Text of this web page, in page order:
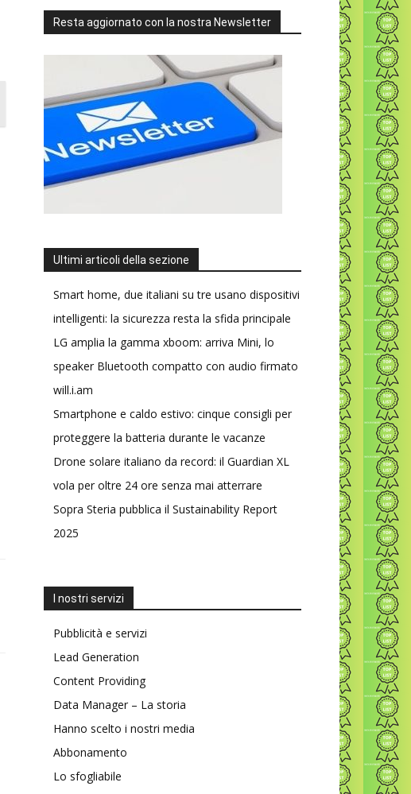
Resta aggiornato con la nostra Newsletter
Ultimi articoli della sezione
Smart home, due italiani su tre usano dispositivi
intelligenti: la sicurezza resta la sfida principale
LG amplia la gamma xboom: arriva Mini, lo
speaker Bluetooth compatto con audio firmato
will.i.am
Smartphone e caldo estivo: cinque consigli per
proteggere la batteria durante le vacanze
Drone solare italiano da record: il Guardian XL
vola per oltre 24 ore senza mai atterrare
Sopra Steria pubblica il Sustainability Report
2025
I nostri servizi
Pubblicità e servizi
Lead Generation
Content Providing
Data Manager – La storia
Hanno scelto i nostri media
Abbonamento
Lo sfogliabile